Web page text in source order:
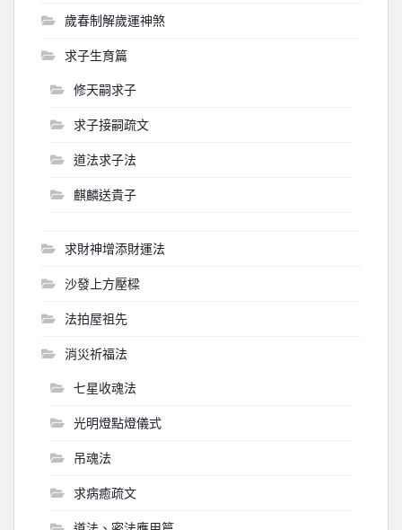
歲春制解歲運神煞
求子生育篇
修天嗣求子
求子接嗣疏文
道法求子法
麒麟送貴子
求財神增添財運法
沙發上方壓樑
法拍屋祖先
消災祈福法
七星收魂法
光明燈點燈儀式
吊魂法
求病癒疏文